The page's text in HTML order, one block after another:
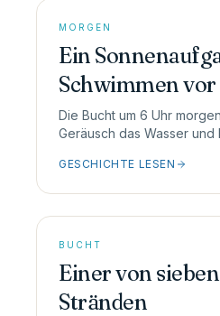
MORGEN
Ein
Schwimmen
Die Bucht um 6 Uhr
Geräusch das Wasser und
GESCHICHTE LESEN
BUCHT
Einer von
Stränden